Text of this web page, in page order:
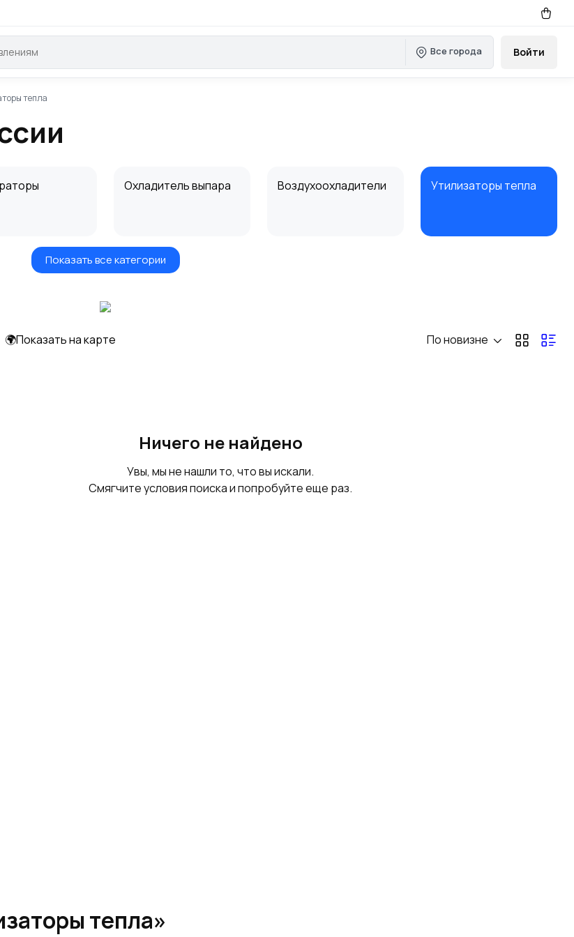
Все города Войти
тепла
Охладитель выпара Воздухоохладители Утилизаторы тепла
Показать все категории
🌍Показать на карте По новизне
Ничего не найдено
Увы, мы не нашли то, что вы искали.
Смягчите условия поиска и попробуйте еще раз.
тепла»